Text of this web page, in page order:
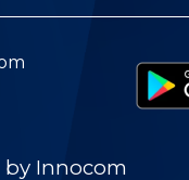
by Innocom